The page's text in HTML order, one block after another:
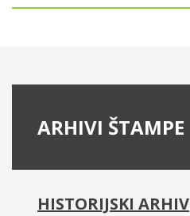
ARHIVI ŠTAMPE
HISTORIJSKI ARHIV